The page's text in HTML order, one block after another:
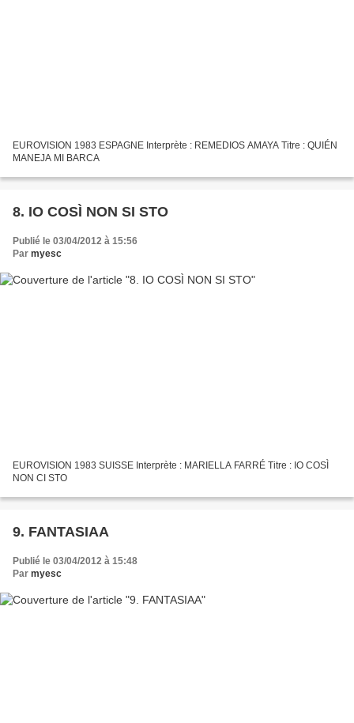
EUROVISION 1983 ESPAGNE Interprète : REMEDIOS AMAYA Titre : QUIÉN
MANEJA MI BARCA
8. IO COSÌ NON SI STO
Publié le 03/04/2012 à 15:56
Par myesc
EUROVISION 1983 SUISSE Interprète : MARIELLA FARRÉ Titre : IO COSÌ
NON CI STO
9. FANTASIAA
Publié le 03/04/2012 à 15:48
Par myesc